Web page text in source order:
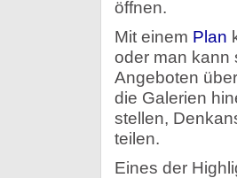
öffnen.
Mit einem Plan
oder man kann
Angeboten
die Galerien
stellen,
teilen.
Eines der